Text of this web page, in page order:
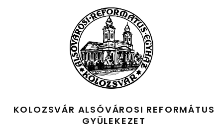
KOLOZSVÁR ALSÓVÁROSI REFORMÁTUS
GYÜLEKEZET